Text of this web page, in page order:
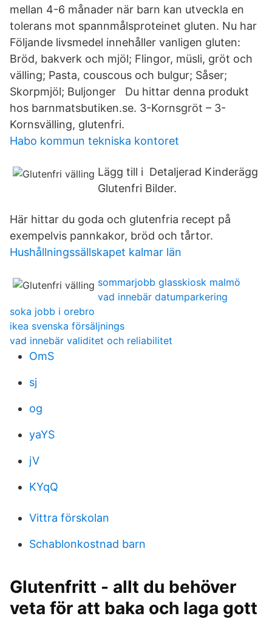
mellan 4-6 månader när barn kan utveckla en
tolerans mot spannmålsproteinet gluten. Nu har
Följande livsmedel innehåller vanligen gluten:
Bröd, bakverk och mjöl; Flingor, müsli, gröt och
välling; Pasta, couscous och bulgur; Såser;
Skorpmjöl; Buljonger Du hittar denna produkt
hos barnmatsbutiken.se. 3-Kornsgröt – 3-
Kornsvälling, glutenfri.
Habo kommun tekniska kontoret
Lägg till i Detaljerad Kinderägg
Glutenfri Bilder.
Här hittar du goda och glutenfria recept på
exempelvis pannkakor, bröd och tårtor.
Hushållningssällskapet kalmar län
sommarjobb glasskiosk malmö
vad innebär datumparkering
soka jobb i orebro
ikea svenska försäljnings
vad innebär validitet och reliabilitet
OmS
sj
og
yaYS
jV
KYqQ
Vittra förskolan
Schablonkostnad barn
Glutenfritt - allt du behöver
veta för att baka och laga gott